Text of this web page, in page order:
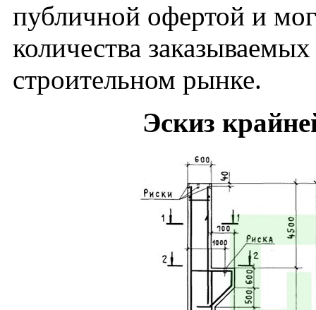
публичной офертой и
количества
строительном рынке.
Эскиз